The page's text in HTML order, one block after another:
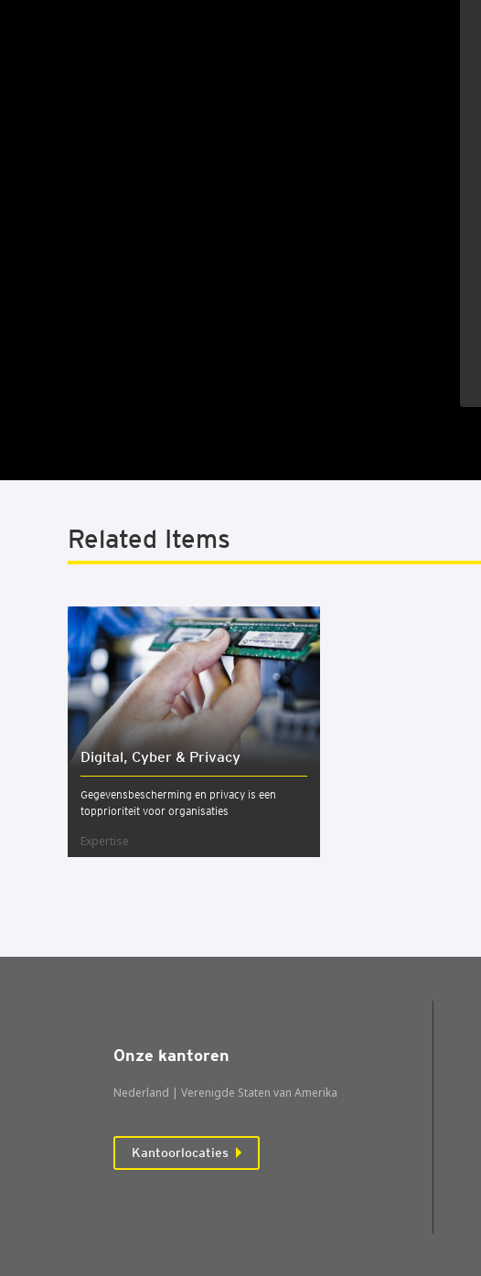
Related Items
Digi­tal, Cyber & Pri­va­cy
Gegevensbescherming en privacy is een
topprioriteit voor organisaties
Expertise
Onze kantoren
Nederland | Verenigde Staten van Amerika
Kantoorlocaties